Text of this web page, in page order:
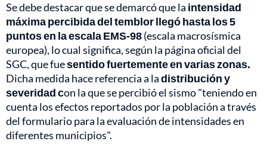
Se debe destacar que se demarcó que la intensidad
máxima percibida del temblor llegó hasta los 5
puntos en la escala EMS-98(escala macrosísmica
europea), lo cual significa, según la página oficial del
SGC, que fuesentido fuertemente en varias zonas.
Dicha medida hace referencia a ladistribución y
severidad con la que se percibió el sismo "teniendo en
cuenta los efectos reportados por la población a través
del formulario para la evaluación de intensidades en
diferentes municipios".